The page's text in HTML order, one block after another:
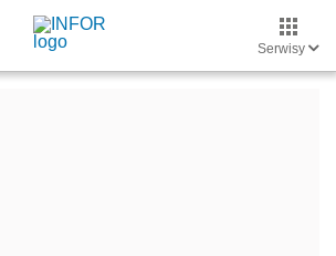
Serwisy